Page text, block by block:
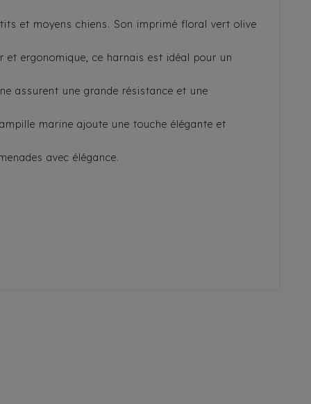
et moyens chiens. Son imprimé floral vert olive
ergonomique, ce harnais est idéal pour un
assurent une grande résistance et une
marine ajoute une touche élégante et
avec élégance.